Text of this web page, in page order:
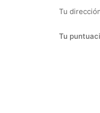
Tu
Tu